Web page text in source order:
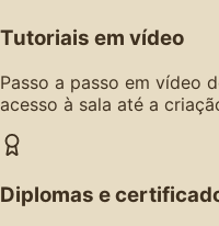
Tutoriais em vídeo
Passo a passo em vídeo
acesso à sala até a
Diplomas e